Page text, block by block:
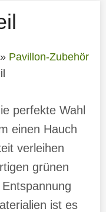
Pavillon-Zubehör
perfekte Wahl
einen Hauch
verleihen
grünen
ist es